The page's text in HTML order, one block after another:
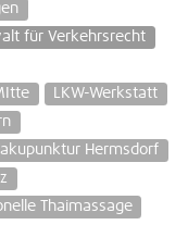
für Verkehrsrecht
LKW-Werkstatt
Hermsdorf
Thaimassage